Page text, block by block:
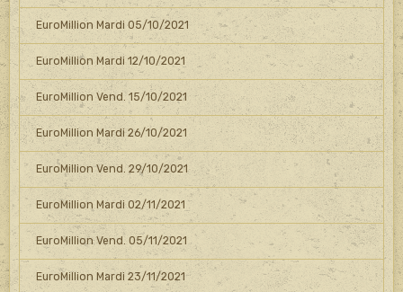
EuroMillion Mardi 05/10/2021
EuroMillion Mardi 12/10/2021
EuroMillion Vend. 15/10/2021
EuroMillion Mardi 26/10/2021
EuroMillion Vend. 29/10/2021
EuroMillion Mardi 02/11/2021
EuroMillion Vend. 05/11/2021
EuroMillion Mardi 23/11/2021